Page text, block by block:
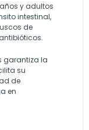
y adultos
intestinal,
de
garantiza la
su
de
en